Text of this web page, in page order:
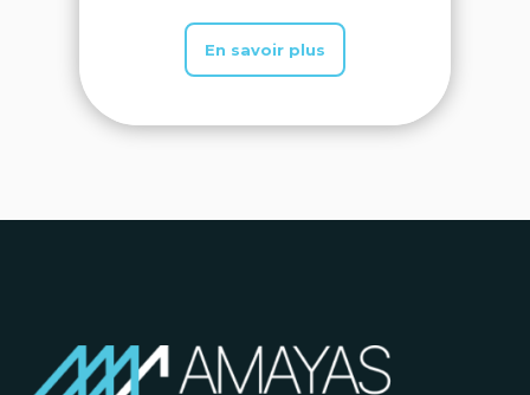
En savoir plus